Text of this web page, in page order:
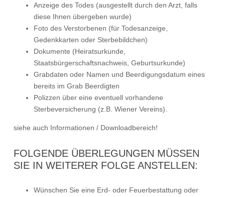
Anzeige des Todes (ausgestellt durch den Arzt, falls
diese Ihnen übergeben wurde)
Foto des Verstorbenen (für Todesanzeige,
Gedenkkarten oder Sterbebildchen)
Dokumente (Heiratsurkunde,
Staatsbürgerschaftsnachweis, Geburtsurkunde)
Grabdaten oder Namen und Beerdigungsdatum eines
bereits im Grab Beerdigten
Polizzen über eine eventuell vorhandene
Sterbeversicherung (z.B. Wiener Vereins).
siehe auch Informationen / Downloadbereich!
FOLGENDE ÜBERLEGUNGEN MÜSSEN
SIE IN WEITERER FOLGE ANSTELLEN:
Wünschen Sie eine Erd- oder Feuerbestattung oder